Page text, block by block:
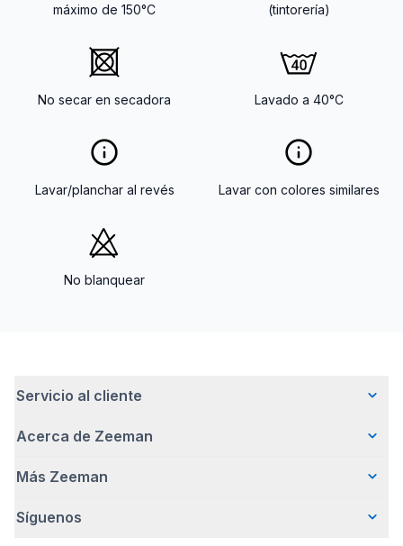
máximo de 150°C
(tintorería)
No secar en secadora Lavado a 40°C
Lavar/planchar al revés Lavar con colores similares
No blanquear
Servicio al cliente
Preguntas frecuentes
Entrega
Devoluciones
Acerca de Zeeman
Quiénes somos
Cómo emprendemos de forma responsable
Más Zeeman
Promoción de body gratis
Síguenos